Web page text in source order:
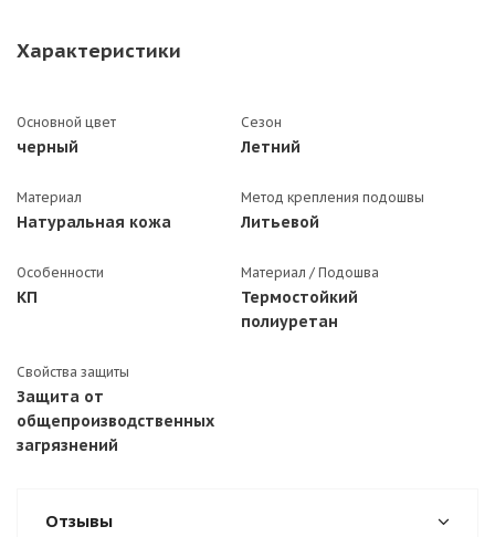
Характеристики
Основной цвет
черный
Сезон
Летний
Материал
Натуральная кожа
Метод крепления подошвы
Литьевой
Особенности
КП
Материал / Подошва
Термостойкий
полиуретан
Свойства защиты
Защита от
общепроизводственных
загрязнений
Отзывы